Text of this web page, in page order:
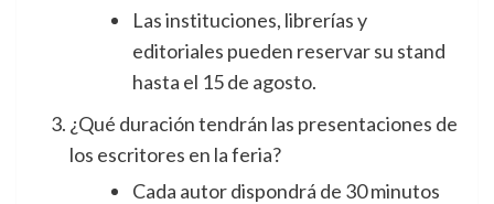
Las instituciones, librerías y
editoriales pueden reservar su stand
hasta el 15 de agosto.
¿Qué duración tendrán las presentaciones de
los escritores en la feria?
Cada autor dispondrá de 30 minutos